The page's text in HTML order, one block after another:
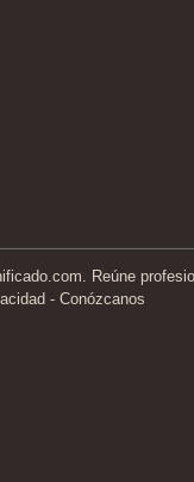
Reúne
- Conózcanos